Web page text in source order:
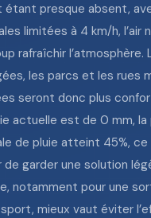
étant presque absent,
limitées à 4 km/h, l’air
rafraîchir l’atmosphère.
les parcs et les rues
seront donc plus
actuelle est de 0 mm,
de pluie atteint 45%,
garder une solution
notamment pour une
mieux vaut éviter